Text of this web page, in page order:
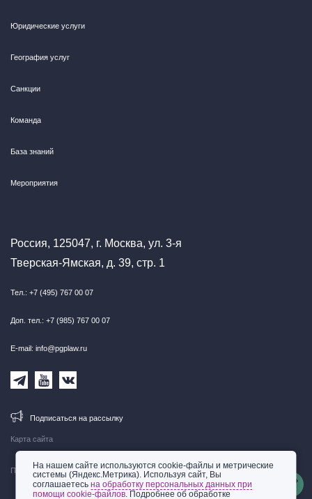
Карта сайта
Правовая информация
Юридические услуги
География услуг
Санкции
Команда
База знаний
Мероприятия
Россия, 125047, г. Москва, ул. 3-я
Тверская-Ямская, д. 39, стр. 1
Тел.: +7 (495) 767 00 07
Доп. тел.: +7 (985) 767 00 07
E-mail: info@pgplaw.ru
Подписаться на рассылку
На нашем сайте используются cookie-файлы и метрические
системы (Яндекс.Метрика). Используя сайт, Вы
соглашаетесьна обработку персональных данных при
помощи cookie-файлов. Подробнее об обработке